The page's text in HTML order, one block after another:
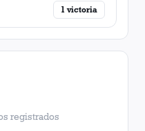
1 victoria
registrados